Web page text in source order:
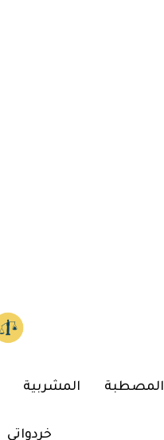
المصطبة المشربية
خردواتي